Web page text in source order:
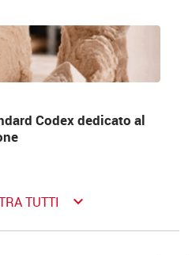
Codex dedicato al
TUTTI keyboard_arrow_down